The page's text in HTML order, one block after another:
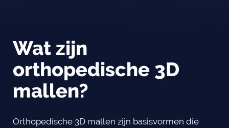
Wat zijn
orthopedische 3D
mallen?
Orthopedische 3D mallen zijn basisvormen die